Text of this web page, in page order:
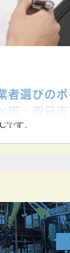
者選びの
市・四日市
です。
に、三重県を